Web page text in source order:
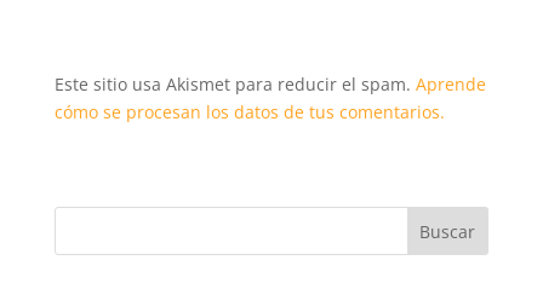
Este sitio usa Akismet para reducir el spam. Aprende
cómo se procesan los datos de tus comentarios.